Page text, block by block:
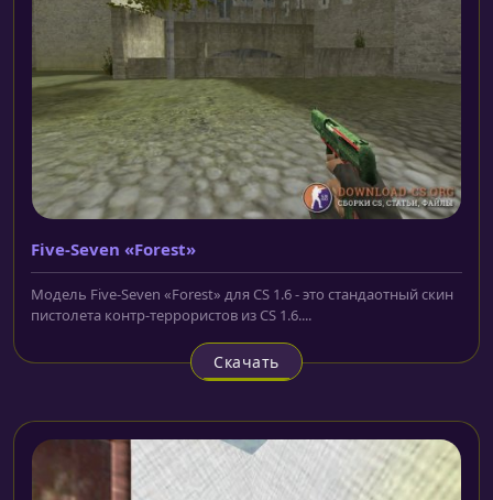
Five-Seven «Forest»
Модель Five-Seven «Forest» для CS 1.6 - это стандаотный скин
пистолета контр-террористов из CS 1.6....
Скачать